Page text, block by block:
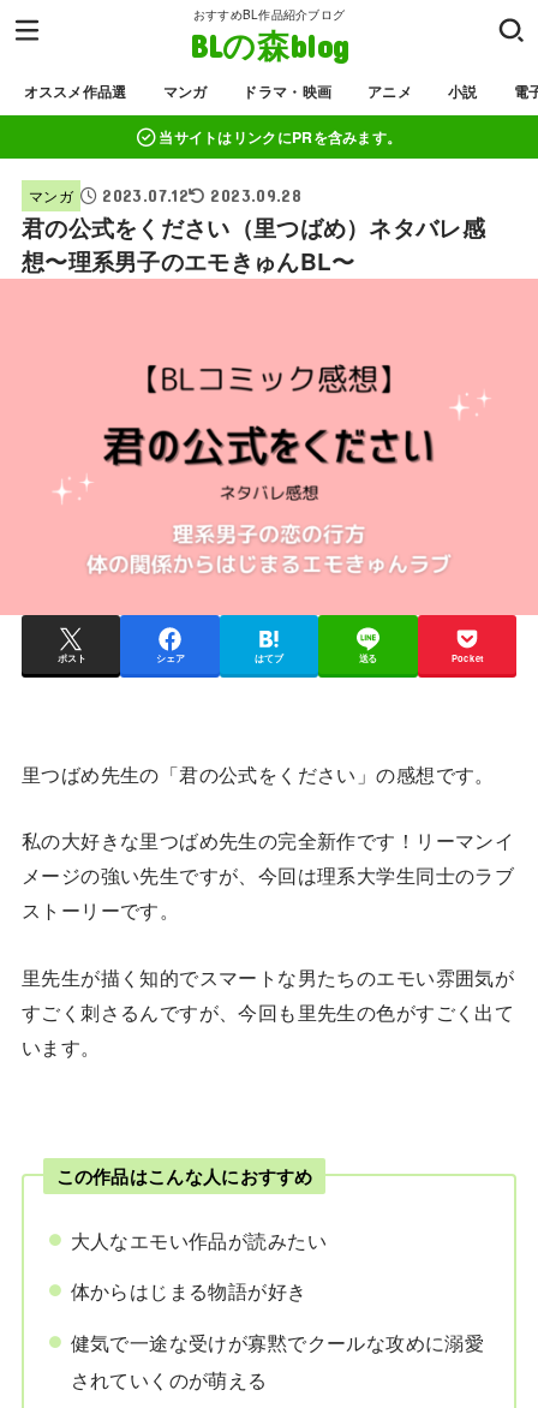
おすすめBL作品紹介ブログ
BLの森blog
オススメ作品選 マンガ ドラマ・映画 アニメ 小説 電
当サイトはリンクにPRを含みます。
マンガ 2023.07.12 2023.09.28
君の公式をください（里つばめ）ネタバレ感
想〜理系男子のエモきゅんBL〜
ポスト シェア はてブ 送る Pocket
里つばめ先生の「君の公式をください」の感想です。
私の大好きな里つばめ先生の完全新作です！リーマンイ
メージの強い先生ですが、今回は理系大学生同士のラブ
ストーリーです。
里先生が描く知的でスマートな男たちのエモい雰囲気が
すごく刺さるんですが、今回も里先生の色がすごく出て
います。
この作品はこんな人におすすめ
大人なエモい作品が読みたい
体からはじまる物語が好き
健気で一途な受けが寡黙でクールな攻めに溺愛
されていくのが萌える